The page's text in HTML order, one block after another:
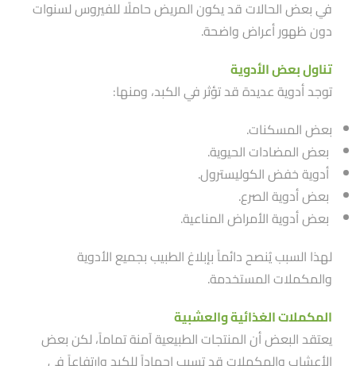
في بعض الحالات قد يكون المريض حاملًا للفيروس لسنوات
دون ظهور أعراض واضحة.
تناول بعض الأدوية
توجد أدوية عديدة قد تؤثر في الكبد، ومنها:
بعض المسكنات.
بعض المضادات الحيوية.
أدوية خفض الكوليسترول.
بعض أدوية الصرع.
بعض أدوية الأمراض المناعية.
لهذا السبب يُنصح دائماََ بإبلاغ الطبيب بجميع الأدوية
والمكملات المستخدمة.
المكملات الغذائية والعشبية
يعتقد البعض أن المنتجات الطبيعية آمنة تماماََ، لكن بعض
الأعشاب والمكملات قد تسبب إجهاداََ للكبد وارتفاعاََ في